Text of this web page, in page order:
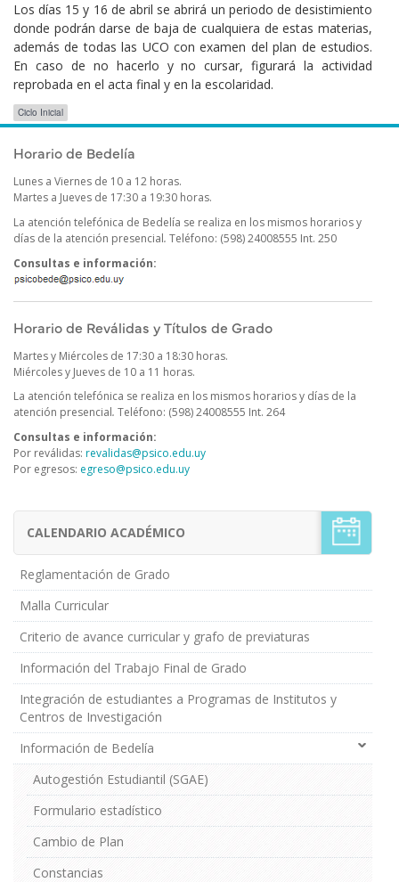
Horario de Bedelía
Lunes a Viernes de 10 a 12 horas.
Martes a Jueves de 17:30 a 19:30 horas.
La atención telefónica de Bedelía se realiza en los mismos horarios y
días de la atención presencial. Teléfono: (598) 24008555 Int. 250
Consultas e información:
Horario de Reválidas y Títulos de Grado
Martes y Miércoles de 17:30 a 18:30 horas.
Miércoles y Jueves de 10 a 11 horas.
La atención telefónica se realiza en los mismos horarios y días de la
atención presencial. Teléfono: (598) 24008555 Int. 264
Consultas e información:
Por reválidas: revalidas@psico.edu.uy
Por egresos: egreso@psico.edu.uy
Menú
Estudiantes
de
Grado
CALENDARIO ACADÉMICO
Reglamentación de Grado
Malla Curricular
Criterio de avance curricular y grafo de previaturas
Información del Trabajo Final de Grado
Integración de estudiantes a Programas de Institutos y
Centros de Investigación
Información de Bedelía
Autogestión Estudiantil (SGAE)
Formulario estadístico
Cambio de Plan
Constancias
Los días 15 y 16 de abril se abrirá un periodo de desistimiento
donde podrán darse de baja de cualquiera de estas materias,
además de todas las UCO con examen del plan de estudios.
En caso de no hacerlo y no cursar, figurará la actividad
reprobada en el acta final y en la escolaridad.
Etiquetas
para
Ciclo Inicial
Publicado elMiércoles 8 Abril, 2026